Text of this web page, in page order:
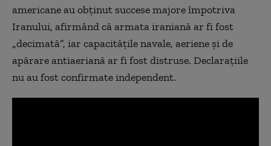
americane au obținut succese majore împotriva
Iranului, afirmând că armata iraniană ar fi fost
„decimată”, iar capacitățile navale, aeriene și de
apărare antiaeriană ar fi fost distruse. Declarațiile
nu au fost confirmate independent.